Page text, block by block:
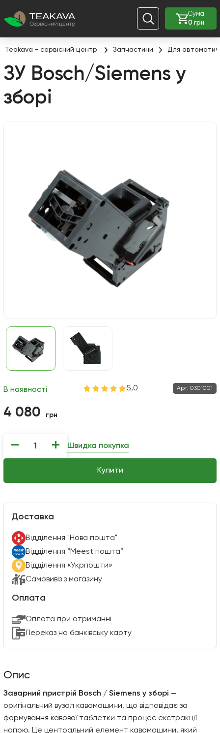
Сума:
0 грн
Teakava - сервісний центр Запчастини Для
ЗУ Bosch/Siemens у
зборі
В наявності 5,0 Арт: 0301001
4 080 грн
− +
Купити
Швидка покупка
Доставка
Вiддiлення "Нова пошта"
Вiддiлення “Meest пошта”
Відділення «Укрпошти»
Самовивіз з магазину
Оплата
Оплата при отриманні
Переказ на банківську карту
Опис
Заварний пристрій Bosch / Siemens у зборі —
оригінальний вузол кавомашини, що відповідає за
формування кавової таблетки та процес екстракції
напою. Це центральний елемент кавомашини, який